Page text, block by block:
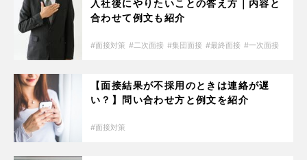
入社後にやりたいことの答え方｜内容と
合わせて例文も紹介
面接対策 二次面接 集団面接 最終面接 一次面接
【面接結果が不採用のときは連絡が遅
い？】問い合わせ方と例文を紹介
面接対策